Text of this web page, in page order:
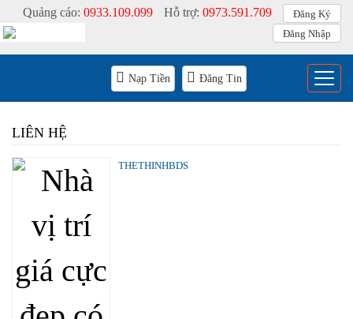
Quảng cáo: 0933.109.099 Hỗ trợ: 0973.591.709
Đăng Ký
Đăng Nhập
Nạp Tiền Đăng Tin Menu
LIÊN HỆ
THETHINHBDS